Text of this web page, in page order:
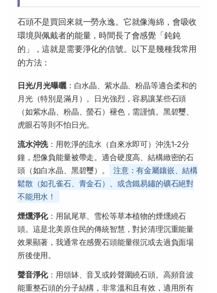
石頭不是買回來就一勞永逸。它就像海綿，會吸收
環境與佩戴者的能量，時間長了會感覺「鈍鈍
的」，這就是需要淨化的信號。以下是幾種我常用
的方法：
日光/月光曝曬：白水晶、紫水晶、粉晶等適合柔和的
月光（特別是滿月）。日光強烈，容易讓某些石頭
（如紫水晶、粉晶、螢石）褪色，需謹慎。黑碧璽、
虎眼石等則不怕日光。
流水沖洗：用乾淨的流水（自來水即可）沖洗1-2分
鐘，想像負能量被帶走。適合硬度高、結構緻密的石
頭（如白水晶、黑碧璽）。
注意：有金屬鑲嵌、結構
鬆散（如孔雀石、青金石）、或含鐵易鏽的礦石絕對
不能用水！
煙燻淨化：用鼠尾草、雪松等草本植物的煙燻繞石
頭。這是北美原住民的傳統智慧，對於清理沉重能量
效果顯著，我通常在感覺石頭能量很沉或去過負面場
所後使用。
聲音淨化：用頌缽、音叉或鈴聲圍繞石頭。高頻音波
能重整石頭的分子結構，非常溫和且有效，適用所有